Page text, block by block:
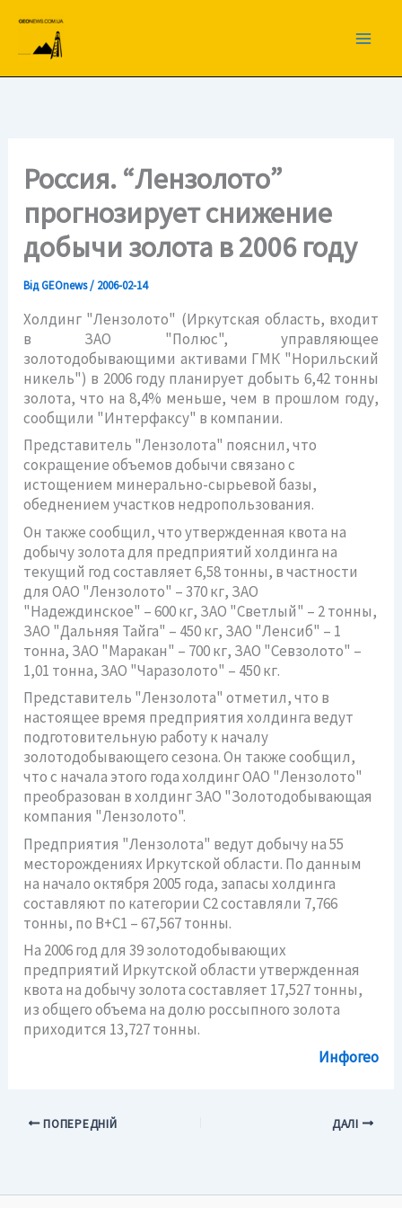
вмісту
Россия. “Лензолото”
прогнозирует снижение
добычи золота в 2006 году
ВідGEOnews/ 2006-02-14
Холдинг "Лензолото" (Иркутская область, входит
в ЗАО "Полюс", управляющее
золотодобывающими активами ГМК "Норильский
никель") в 2006 году планирует добыть 6,42 тонны
золота, что на 8,4% меньше, чем в прошлом году,
сообщили "Интерфаксу" в компании.
Представитель "Лензолота" пояснил, что
сокращение объемов добычи связано с
истощением минерально-сырьевой базы,
обеднением участков недропользования.
Он также сообщил, что утвержденная квота на
добычу золота для предприятий холдинга на
текущий год составляет 6,58 тонны, в частности
для ОАО "Лензолото" – 370 кг, ЗАО
"Надеждинское" – 600 кг, ЗАО "Светлый" – 2 тонны,
ЗАО "Дальняя Тайга" – 450 кг, ЗАО "Ленсиб" – 1
тонна, ЗАО "Маракан" – 700 кг, ЗАО "Севзолото" –
1,01 тонна, ЗАО "Чаразолото" – 450 кг.
Представитель "Лензолота" отметил, что в
настоящее время предприятия холдинга ведут
подготовительную работу к началу
золотодобывающего сезона. Он также сообщил,
что с начала этого года холдинг ОАО "Лензолото"
преобразован в холдинг ЗАО "Золотодобывающая
компания "Лензолото".
Предприятия "Лензолота" ведут добычу на 55
месторождениях Иркутской области. По данным
на начало октября 2005 года, запасы холдинга
составляют по категории С2 составляли 7,766
тонны, по В+С1 – 67,567 тонны.
На 2006 год для 39 золотодобывающих
предприятий Иркутской области утвержденная
квота на добычу золота составляет 17,527 тонны,
из общего объема на долю россыпного золота
приходится 13,727 тонны.
Инфогео
ПОПЕРЕДНІЙ ДАЛІ